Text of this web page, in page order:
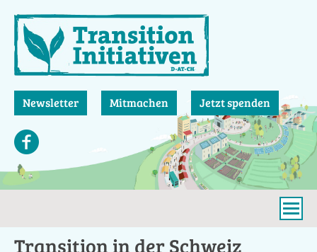
zum
Inhalt
Newsletter Mitmachen Jetzt spenden
Transition in der Schweiz